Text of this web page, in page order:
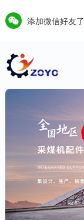
添加微信好友